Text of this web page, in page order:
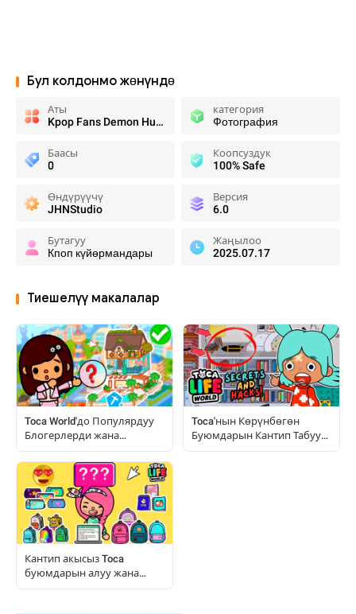
Бул колдонмо жөнүндө
Аты
Kpop Fans Demon Hunter Wallpap
категория
Фотография
Баасы
0
Коопсуздук
100% Safe
Өндүрүүчү
JHNStudio
Версия
6.0
Бутагуу
Кпоп күйөрмандары
Жаңылоо
2025.07.17
Тиешелүү макалалар
Toca World'до Популярдуу
Блогерлерди жана
Кайталаса Болот
Toca'нын Көрүнбөгөн
Буюмдарын Кантип Табуу
Кантип акысыз Toca
буюмдарын алуу жана